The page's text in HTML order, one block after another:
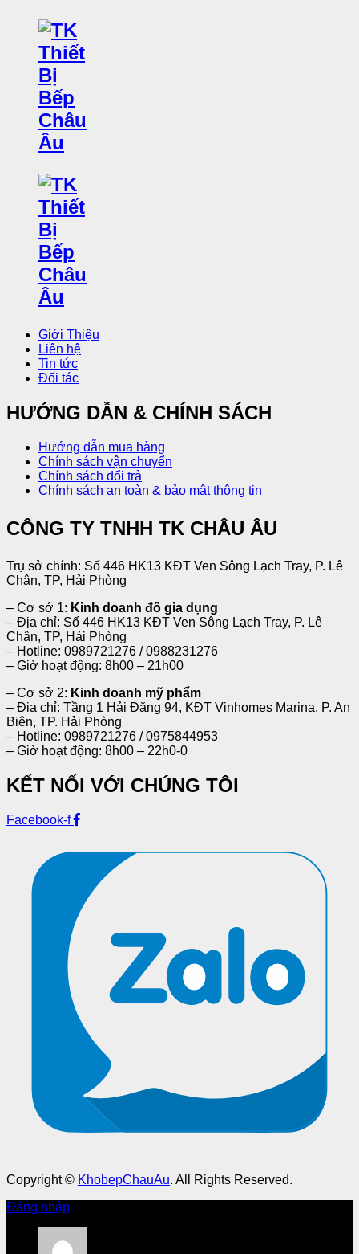
Giới Thiệu
Liên hệ
Tin tức
Đối tác
HƯỚNG DẪN & CHÍNH SÁCH
Hướng dẫn mua hàng
Chính sách vận chuyển
Chính sách đổi trả
Chính sách an toàn & bảo mật thông tin
CÔNG TY TNHH TK CHÂU ÂU
Trụ sở chính: Số 446 HK13 KĐT Ven Sông Lạch Tray, P. Lê
Chân, TP, Hải Phòng
– Cơ sở 1: Kinh doanh đồ gia dụng
– Địa chỉ: Số 446 HK13 KĐT Ven Sông Lạch Tray, P. Lê
Chân, TP, Hải Phòng
– Hotline: 0989721276 / 0988231276
– Giờ hoạt động: 8h00 – 21h00
– Cơ sở 2: Kinh doanh mỹ phẩm
– Địa chỉ: Tầng 1 Hải Đăng 94, KĐT Vinhomes Marina, P. An
Biên, TP. Hải Phòng
– Hotline: 0989721276 / 0975844953
– Giờ hoạt động: 8h00 – 22h0-0
KẾT NỐI VỚI CHÚNG TÔI
Facebook-f
Copyright © KhobepChauAu. All Rights Reserved.
Đăng nhập